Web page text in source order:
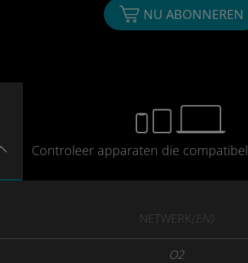
NU ABONNEREN
Controleer apparaten die compatibel
NETWERK(EN)
O2